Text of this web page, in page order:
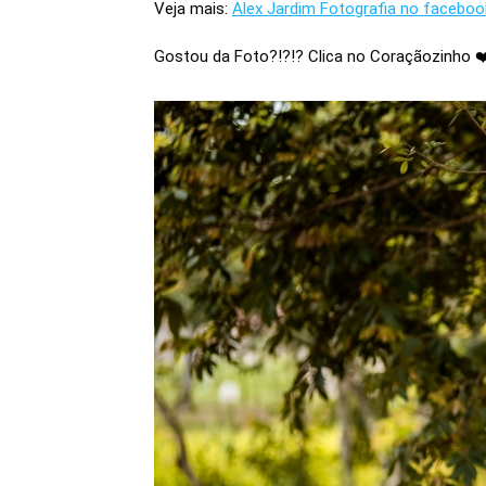
Veja mais: Alex Jardim Fotografia no
Gostou da Foto?!?!? Clica no Coraçãozinho